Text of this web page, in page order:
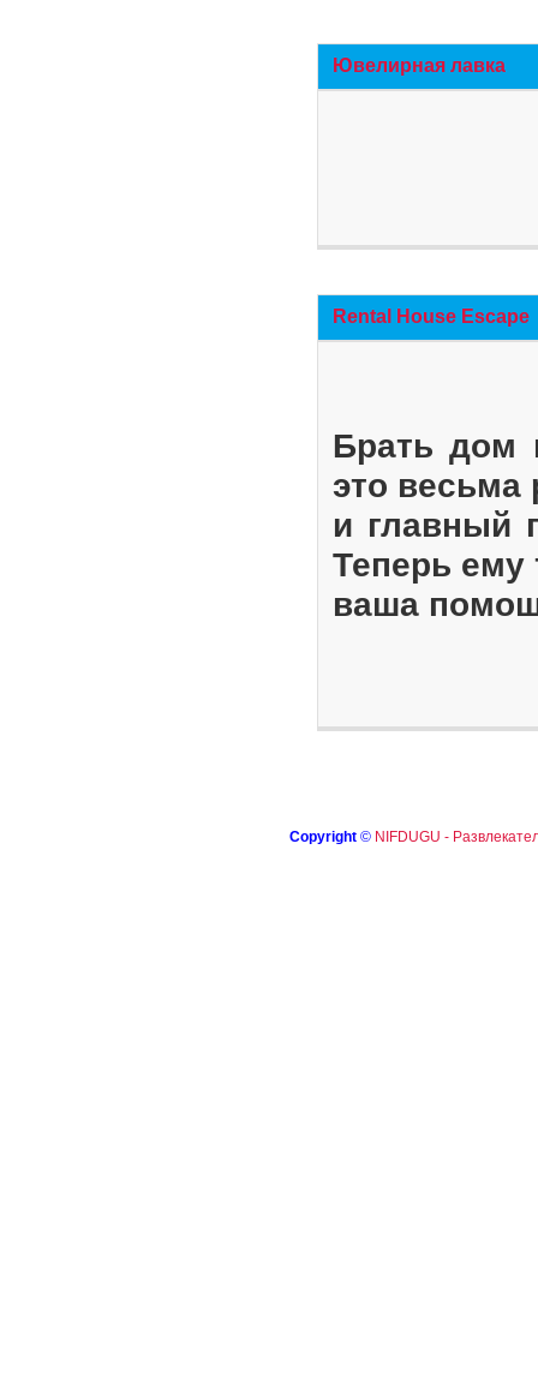
Ювелирная лавка
Rental House Escape
Брать дом
это весьма
и главный
Теперь ему
ваша
Copyright © NIFDUGU -